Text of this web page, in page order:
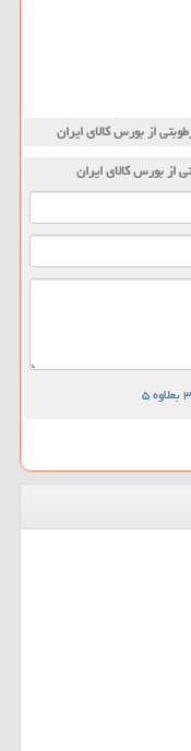
از بورس كالای ایران
از بورس كالای ایران